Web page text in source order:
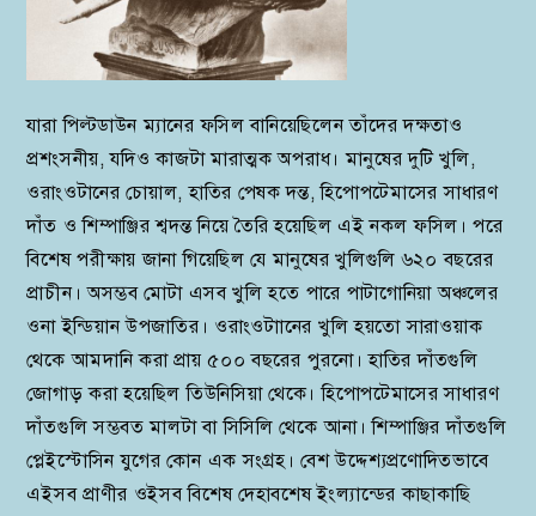
যারা পিল্টডাউন ম্যানের ফসিল বানিয়েছিলেন তাঁদের দক্ষতাও
প্রশংসনীয়, যদিও কাজটা মারাত্মক অপরাধ। মানুষের দুটি খুলি,
ওরাংওটানের চোয়াল, হাতির পেষক দন্ত, হিপোপটেমাসের সাধারণ
দাঁত ও শিম্পাঞ্জির শ্বদন্ত নিয়ে তৈরি হয়েছিল এই নকল ফসিল। পরে
বিশেষ পরীক্ষায় জানা গিয়েছিল যে মানুষের খুলিগুলি ৬২০ বছরের
প্রাচীন। অসম্ভব মোটা এসব খুলি হতে পারে পাটাগোনিয়া অঞ্চলের
ওনা ইন্ডিয়ান উপজাতির। ওরাংওটাানের খুলি হয়তো সারাওয়াক
থেকে আমদানি করা প্রায় ৫০০ বছরের পুরনো। হাতির দাঁতগুলি
জোগাড় করা হয়েছিল তিউনিসিয়া থেকে। হিপোপটেমাসের সাধারণ
দাঁতগুলি সম্ভবত মালটা বা সিসিলি থেকে আনা। শিম্পাঞ্জির দাঁতগুলি
প্লেইস্টোসিন যুগের কোন এক সংগ্রহ। বেশ উদ্দেশ্যপ্রণোদিতভাবে
এইসব প্রাণীর ওইসব বিশেষ দেহাবশেষ ইংল্যান্ডের কাছাকাছি